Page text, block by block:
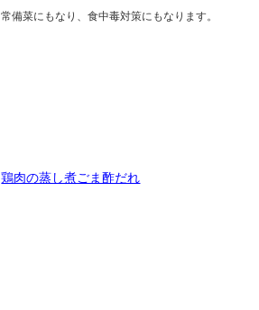
常備菜にもなり、食中毒対策にもなります。
鶏肉の蒸し煮ごま酢だれ